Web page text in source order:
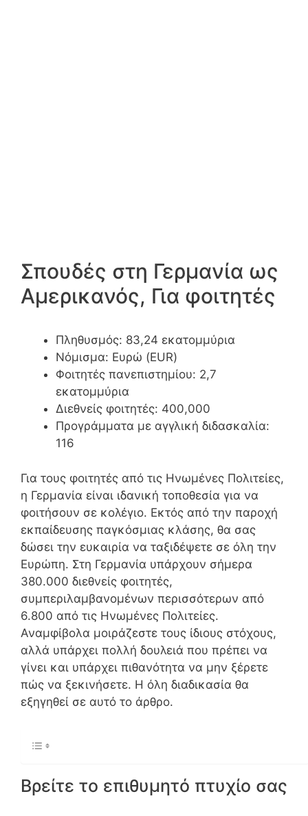
Σπουδές στη Γερμανία ως
Αμερικανός, Για φοιτητές
Πληθυσμός: 83,24 εκατομμύρια
Νόμισμα: Ευρώ (EUR)
Φοιτητές πανεπιστημίου: 2,7
εκατομμύρια
Διεθνείς φοιτητές: 400,000
Προγράμματα με αγγλική διδασκαλία:
116
Για τους φοιτητές από τις Ηνωμένες Πολιτείες,
η Γερμανία είναι ιδανική τοποθεσία για να
φοιτήσουν σε κολέγιο. Εκτός από την παροχή
εκπαίδευσης παγκόσμιας κλάσης, θα σας
δώσει την ευκαιρία να ταξιδέψετε σε όλη την
Ευρώπη. Στη Γερμανία υπάρχουν σήμερα
380.000 διεθνείς φοιτητές,
συμπεριλαμβανομένων περισσότερων από
6.800 από τις Ηνωμένες Πολιτείες.
Αναμφίβολα μοιράζεστε τους ίδιους στόχους,
αλλά υπάρχει πολλή δουλειά που πρέπει να
γίνει και υπάρχει πιθανότητα να μην ξέρετε
πώς να ξεκινήσετε. Η όλη διαδικασία θα
εξηγηθεί σε αυτό το άρθρο.
Βρείτε το επιθυμητό πτυχίο σας